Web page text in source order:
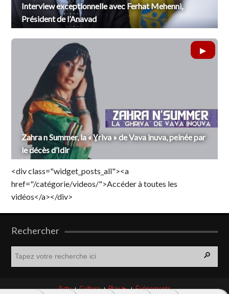
Interview exceptionnelle avec Ferhat Mehenni,
Président de l’Anavad
Zahra n Summer, la « Ɣriva » de Vava inuva, peinée par
le décès d’Idir
<div class="widget_posts_all"><a
href="/catégorie/videos/">Accéder à toutes les
vidéos</a></div>
Rechercher
Actu Culture Play ► Événements